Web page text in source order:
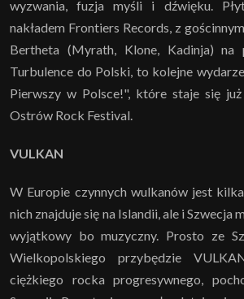
wyzwania, fuzja myśli i dźwięku.
nakładem Frontiers Records, z
Bertheta (Myrath, Klone, Kadinja) na
Turbulence do Polski, to kolejne
Pierwszy w Polsce!", które staje się
Ostrów Rock Festival.
VULKAN
W Europie czynnych wulkanów jest
nich znajduje się na Islandii, ale i Szwecja
wyjątkowy bo muzyczny. Prosto ze
Wielkopolskiego przybędzie
ciężkiego rocka progresywnego,